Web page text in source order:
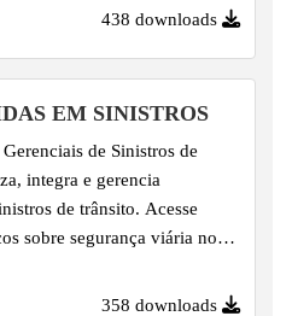
438 downloads
EM SINISTROS
de Sinistros de
integra e gerencia
de trânsito. Acesse
sobre segurança viária no
sobre Pessoas Envolvidas
em arquivos CSV358 downloads